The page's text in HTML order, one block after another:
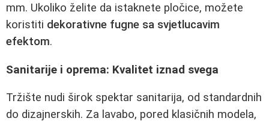
mm. Ukoliko želite da istaknete pločice, možete
koristiti dekorativne fugne sa svjetlucavim
efektom.
Sanitarije i oprema: Kvalitet iznad svega
Tržište nudi širok spektar sanitarija, od standardnih
do dizajnerskih. Za lavabo, pored klasičnih modela,